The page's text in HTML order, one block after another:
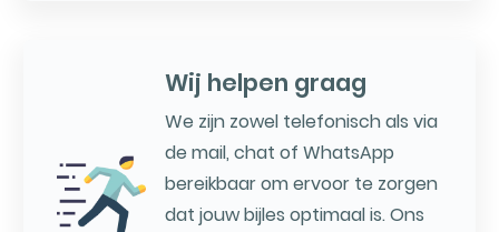
Wij helpen graag
We zijn zowel telefonisch als via
de mail, chat of WhatsApp
bereikbaar om ervoor te zorgen
dat jouw bijles optimaal is. Ons